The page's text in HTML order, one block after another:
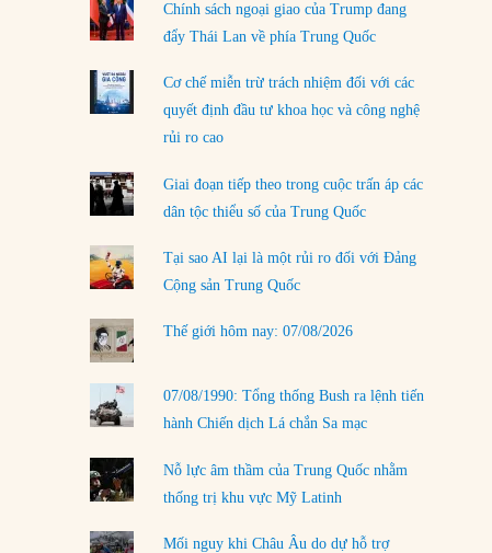
Dương
03/08/2026
Đặt cược vào thất bại: Các quỹ đầu tư mạo
hiểm quốc gia và khía cạnh chính trị của vốn
02/08/2026
Làm thế nào để kết thúc Chiến tranh Iran?
01/08/2026
Chiến lược kế tiếp của Bắc Kinh ở Biển Đông
31/07/2026
LOAD MORE
Chính sách ngoại giao của Trump đang
đẩy Thái Lan về phía Trung Quốc
Cơ chế miễn trừ trách nhiệm đối với các
quyết định đầu tư khoa học và công nghệ
rủi ro cao
Giai đoạn tiếp theo trong cuộc trấn áp các
dân tộc thiểu số của Trung Quốc
Tại sao AI lại là một rủi ro đối với Đảng
Cộng sản Trung Quốc
Thế giới hôm nay: 07/08/2026
07/08/1990: Tổng thống Bush ra lệnh tiến
hành Chiến dịch Lá chắn Sa mạc
Nỗ lực âm thầm của Trung Quốc nhằm
thống trị khu vực Mỹ Latinh
Mối nguy khi Châu Âu do dự hỗ trợ